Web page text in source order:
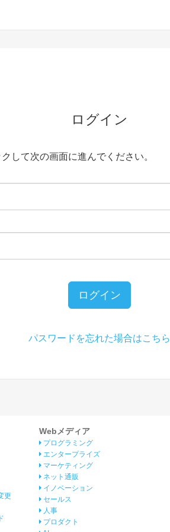
ログイン
して次の画面に進んでください。
ログイン
パスワードを忘れた場合はこちら
更
Webメディア
プログラミング
エンタープライズ
マーケティング
ネット通販
イノベーション
セールス
人事
プロダクト